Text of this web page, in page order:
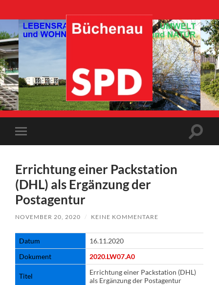
SPD-
Büchenau
Mobile-
Menü
Errichtung einer Packstation
(DHL) als Ergänzung der
Postagentur
NOVEMBER 20, 2020 / KEINE KOMMENTARE
Datum
16.11.2020
Dokument
2020.LW07.A0
Titel
Errichtung einer Packstation (DHL)
als Ergänzung der Postagentur